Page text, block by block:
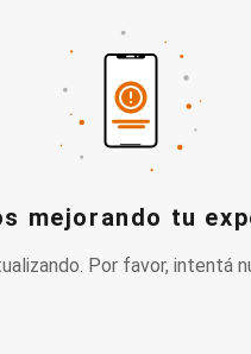
mejorando tu
Por favor, intentá